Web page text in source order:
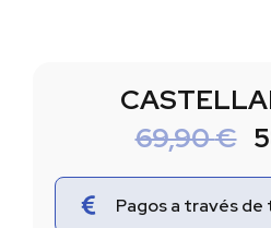
69,90€
Pagos a través